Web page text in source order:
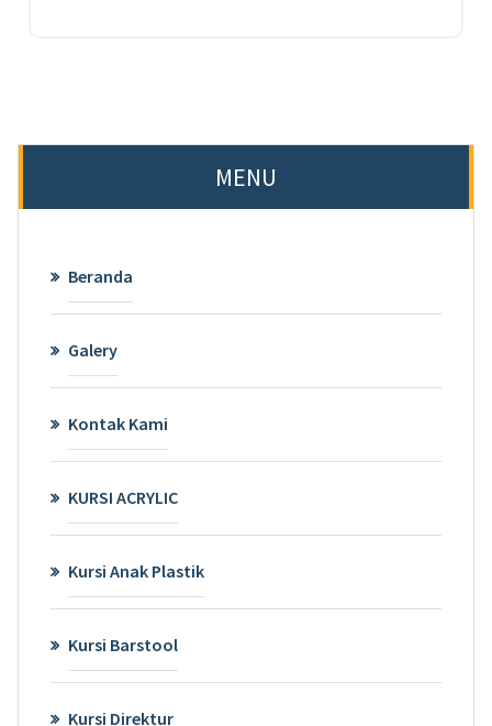
MENU
Beranda
Galery
Kontak Kami
KURSI ACRYLIC
Kursi Anak Plastik
Kursi Barstool
Kursi Direktur